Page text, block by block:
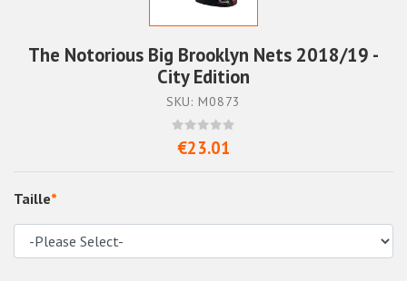
The Notorious Big Brooklyn Nets 2018/19 -
City Edition
SKU: M0873
€23.01
Taille*